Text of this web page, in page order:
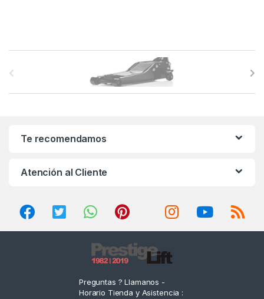
Te recomendamos
Atención al Cliente
Preguntas ? Llamanos -
Horario Tienda y Asistencia :